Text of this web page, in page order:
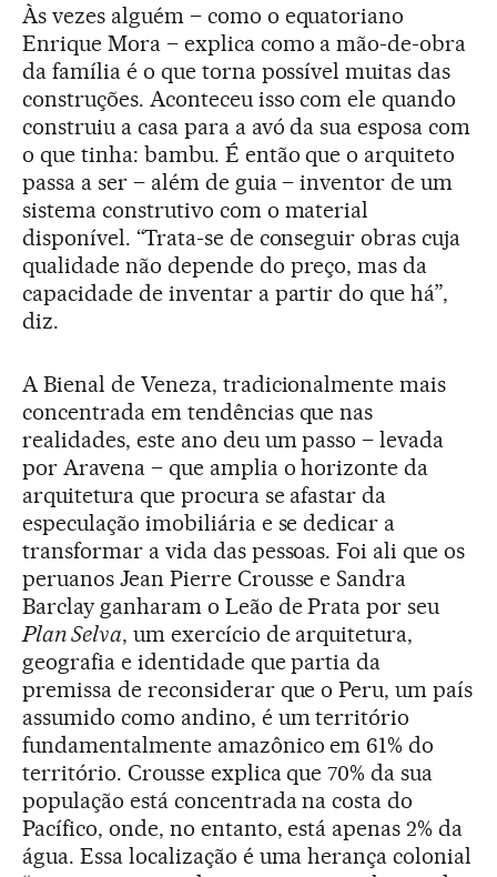
Às vezes alguém – como o equatoriano
Enrique Mora – explica como a mão-de-obra
da família é o que torna possível muitas das
construções. Aconteceu isso com ele quando
construiu a casa para a avó da sua esposa com
o que tinha: bambu. É então que o arquiteto
passa a ser – além de guia – inventor de um
sistema construtivo com o material
disponível. “Trata-se de conseguir obras cuja
qualidade não depende do preço, mas da
capacidade de inventar a partir do que há”,
diz.
A Bienal de Veneza, tradicionalmente mais
concentrada em tendências que nas
realidades, este ano deu um passo – levada
por Aravena – que amplia o horizonte da
arquitetura que procura se afastar da
especulação imobiliária e se dedicar a
transformar a vida das pessoas. Foi ali que os
peruanos Jean Pierre Crousse e Sandra
Barclay ganharam o Leão de Prata por seu
Plan Selva, um exercício de arquitetura,
geografia e identidade que partia da
premissa de reconsiderar que o Peru, um país
assumido como andino, é um território
fundamentalmente amazônico em 61% do
território. Crousse explica que 70% da sua
população está concentrada na costa do
Pacífico, onde, no entanto, está apenas 2% da
água. Essa localização é uma herança colonial